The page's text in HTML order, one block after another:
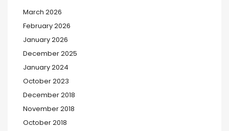
March 2026
February 2026
January 2026
December 2025
January 2024
October 2023
December 2018
November 2018
October 2018